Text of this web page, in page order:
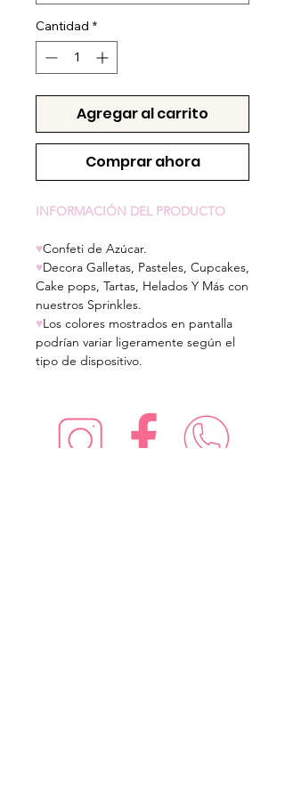
Cantidad *
Agregar al carrito
Comprar ahora
INFORMACIÓN DEL PRODUCTO
♥Confeti de Azúcar.
♥Decora Galletas, Pasteles, Cupcakes,
Cake pops, Tartas, Helados Y Más con
nuestros Sprinkles.
♥Los colores mostrados en pantalla
podrían variar ligeramente según el
tipo de dispositivo.